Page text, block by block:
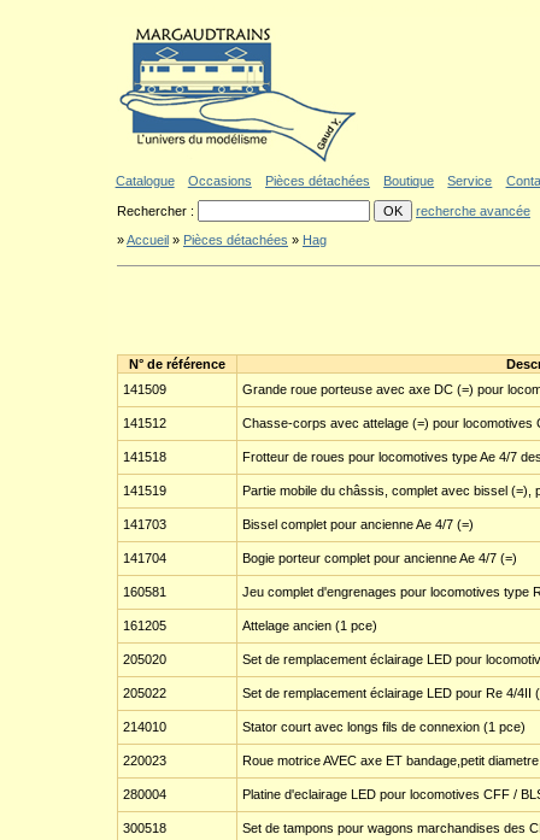
Catalogue Occasions Pièces détachées Boutique Service
Rechercher :
recherche avancée
»Accueil » Pièces détachées » Hag
N° de référence
141509
Grande roue porteuse avec axe DC (=) pour
141512 Chasse-corps avec attelage (=) pour locomotives
141518 Frotteur de roues pour locomotives type Ae 4/7
141519 Partie mobile du châssis, complet avec bissel (=),
141703 Bissel complet pour ancienne Ae 4/7 (=)
141704 Bogie porteur complet pour ancienne Ae 4/7 (=)
160581 Jeu complet d'engrenages pour locomotives type
161205 Attelage ancien (1 pce)
205020 Set de remplacement éclairage LED pour
205022 Set de remplacement éclairage LED pour Re 4/4II
214010 Stator court avec longs fils de connexion (1 pce)
220023 Roue motrice AVEC axe ET bandage,petit
280004 Platine d'eclairage LED pour locomotives CFF /
300518 Set de tampons pour wagons marchandises des